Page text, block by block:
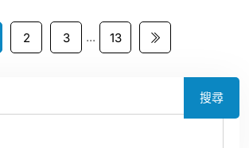
2 3 ... 13
搜尋